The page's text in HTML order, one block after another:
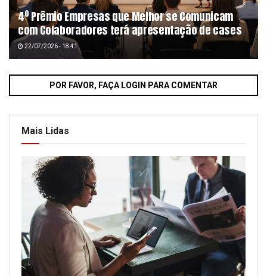
4º Prêmio Empresas que Melhor se Comunicam
com Colaboradores terá apresentação de cases
22/07/2026 - 18:41
POR FAVOR, FAÇA LOGIN PARA COMENTAR
Mais Lidas